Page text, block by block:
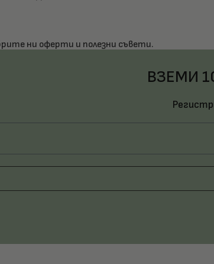
ни оферти и полезни съвети.
ВЗЕМИ